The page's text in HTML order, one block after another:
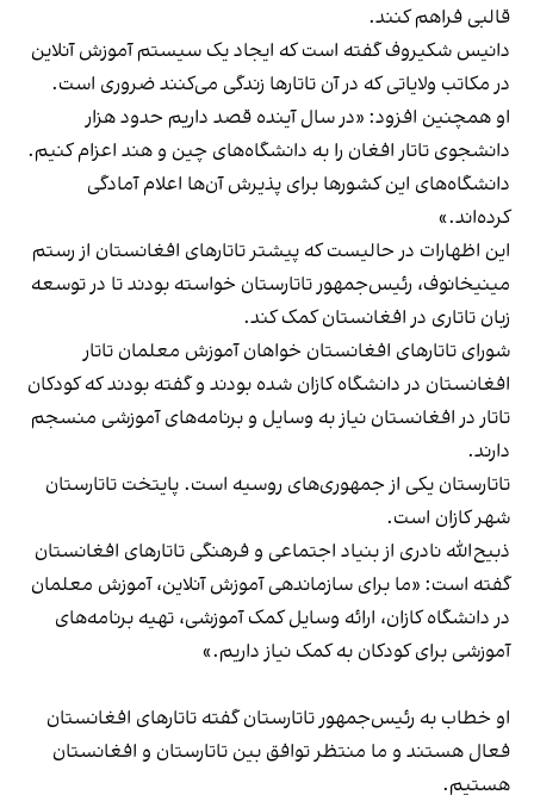
قالبی فراهم کنند.
دانیس شکیروف گفته است که ایجاد یک سیستم آموزش آنلاین
در مکاتب ولایاتی که در آن تاتارها زندگی می‌کنند ضروری است.
او همچنین افزود: «در سال آینده قصد داریم حدود هزار
دانشجوی تاتار افغان را به دانشگاه‌های چین و هند اعزام کنیم.
دانشگاه‌های این کشورها برای پذیرش آن‌ها اعلام آمادگی
کرده‌اند.»
این اظهارات در حالیست که پیشتر تاتارهای افغانستان از رستم
مینیخانوف، رئیس‌جمهور تاتارستان خواسته بودند تا در توسعه
زبان تاتاری در افغانستان کمک کند.
شورای تاتارهای افغانستان خواهان آموزش معلمان تاتار
افغانستان در دانشگاه‌ کازان شده بودند و گفته‌ بودند که کودکان
تاتار در افغانستان نیاز به وسایل و برنامه‌های آموزشی منسجم
دارند.
تاتارستان یکی از جمهوری‌های روسیه است. پایتخت تاتارستان
شهر کازان است.
ذبیح‌الله نادری از بنیاد اجتماعی و فرهنگی تاتارهای افغانستان
گفته است: «ما برای سازماندهی آموزش آنلاین، آموزش معلمان
در دانشگاه کازان، ارائه وسایل کمک آموزشی، تهیه برنامه‌های
آموزشی برای کودکان به کمک نیاز داریم.»
او خطاب به رئیس‌جمهور تاتارستان گفته تاتارهای افغانستان
فعال هستند و ما منتظر توافق بین تاتارستان و افغانستان
هستیم.